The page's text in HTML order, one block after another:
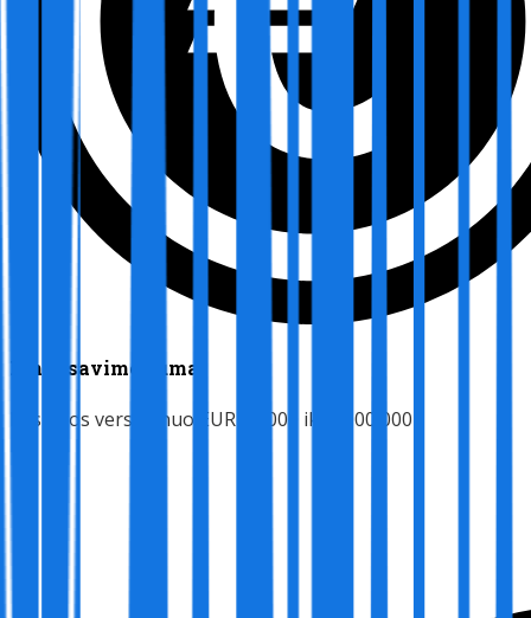
Finansavimo suma
Paskolos verslui nuo EUR 10,000 iki 1,000,000